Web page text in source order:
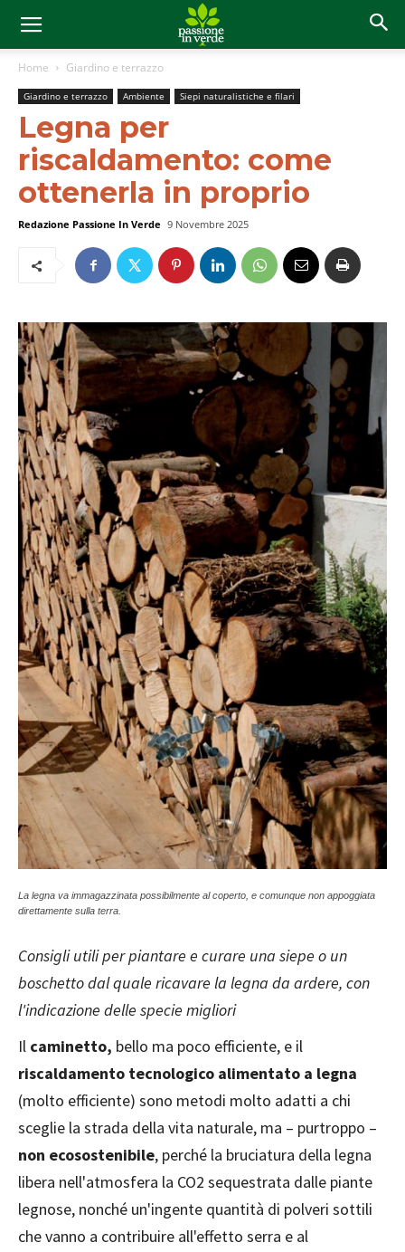
Home Giardino e terrazzo
Giardino e terrazzo Ambiente Siepi naturalistiche e filari
Legna per
riscaldamento: come
ottenerla in proprio
Redazione Passione In Verde 9 Novembre 2025
La legna va immagazzinata possibilmente al coperto, e comunque non appoggiata
direttamente sulla terra.
Consigli utili per piantare e curare una siepe o un
boschetto dal quale ricavare la legna da ardere, con
l'indicazione delle specie migliori
Il caminetto, bello ma poco efficiente, e il
riscaldamento tecnologico alimentato a legna
(molto efficiente) sono metodi molto adatti a chi
sceglie la strada della vita naturale, ma – purtroppo –
non ecosostenibile, perché la bruciatura della legna
libera nell'atmosfera la CO2 sequestrata dalle piante
legnose, nonché un'ingente quantità di polveri sottili
che vanno a contribuire all'effetto serra e al